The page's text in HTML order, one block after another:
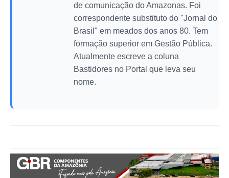
de comunicação do Amazonas. Foi
correspondente substituto do "Jornal do
Brasil" em meados dos anos 80. Tem
formação superior em Gestão Pública.
Atualmente escreve a coluna
Bastidores no Portal que leva seu
nome.